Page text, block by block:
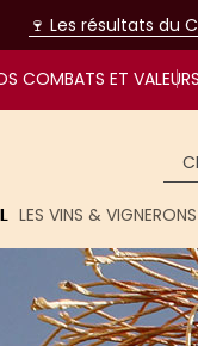
🍷 Les résultats du
COMBATS ET VALEURS
libres par
LES VINS & VIGNERONS